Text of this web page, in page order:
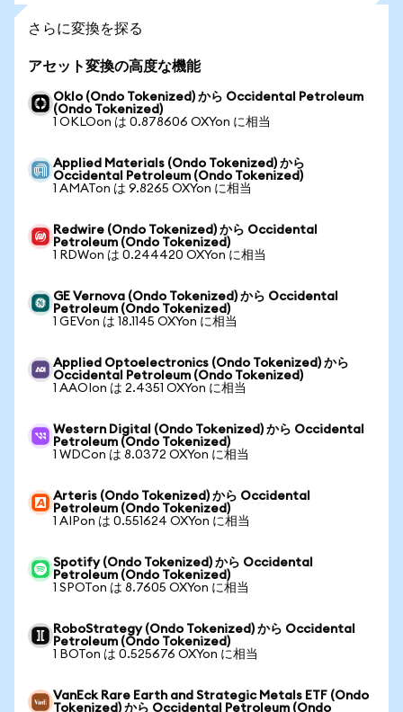
さらに変換を探る
アセット変換の高度な機能
Oklo (Ondo Tokenized) から Occidental Petroleum
(Ondo Tokenized)
1 OKLOon は 0.878606 OXYon に相当
Applied Materials (Ondo Tokenized) から
Occidental Petroleum (Ondo Tokenized)
1 AMATon は 9.8265 OXYon に相当
Redwire (Ondo Tokenized) から Occidental
Petroleum (Ondo Tokenized)
1 RDWon は 0.244420 OXYon に相当
GE Vernova (Ondo Tokenized) から Occidental
Petroleum (Ondo Tokenized)
1 GEVon は 18.1145 OXYon に相当
Applied Optoelectronics (Ondo Tokenized) から
Occidental Petroleum (Ondo Tokenized)
1 AAOIon は 2.4351 OXYon に相当
Western Digital (Ondo Tokenized) から Occidental
Petroleum (Ondo Tokenized)
1 WDCon は 8.0372 OXYon に相当
Arteris (Ondo Tokenized) から Occidental
Petroleum (Ondo Tokenized)
1 AIPon は 0.551624 OXYon に相当
Spotify (Ondo Tokenized) から Occidental
Petroleum (Ondo Tokenized)
1 SPOTon は 8.7605 OXYon に相当
RoboStrategy (Ondo Tokenized) から Occidental
Petroleum (Ondo Tokenized)
1 BOTon は 0.525676 OXYon に相当
VanEck Rare Earth and Strategic Metals ETF (Ondo
Tokenized) から Occidental Petroleum (Ondo